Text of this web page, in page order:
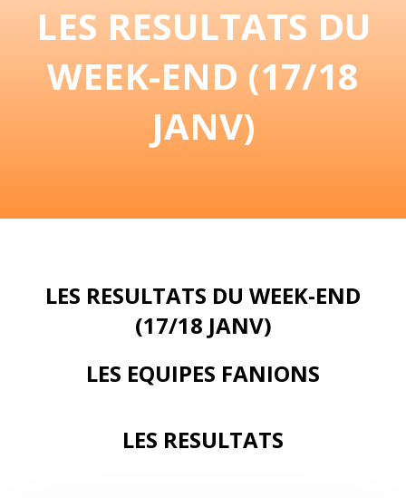
LES RESULTATS DU
WEEK-END (17/18
JANV)
LES RESULTATS DU WEEK-END
(17/18 JANV)
LES EQUIPES FANIONS
LES RESULTATS